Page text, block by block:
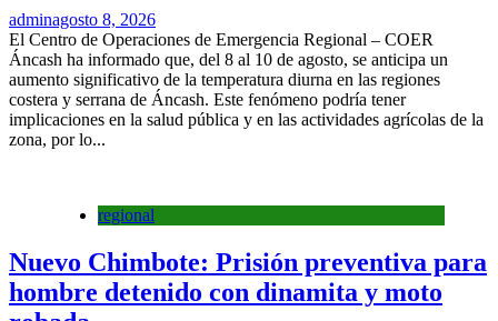
adminagosto 8, 2026
El Centro de Operaciones de Emergencia Regional – COER
Áncash ha informado que, del 8 al 10 de agosto, se anticipa un
aumento significativo de la temperatura diurna en las regiones
costera y serrana de Áncash. Este fenómeno podría tener
implicaciones en la salud pública y en las actividades agrícolas de la
zona, por lo...
regional
Nuevo Chimbote: Prisión preventiva para
hombre detenido con dinamita y moto